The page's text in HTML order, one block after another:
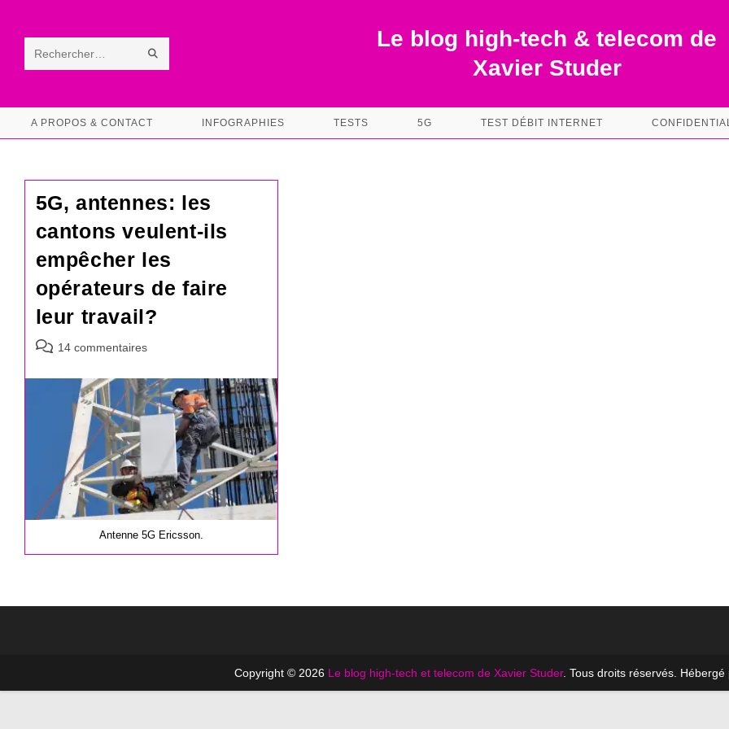
contentRechercher
ce RECHERCHE
Le blog high-tech & telecom de
Xavier Studer
A PROPOS & CONTACT INFOGRAPHIES TESTS 5G TEST DÉBIT INTERNET
5G, antennes: les
cantons veulent-ils
empêcher les
opérateurs de faire
leur travail?
Commentaires
la
publication :
14 commentaires
Antenne 5G Ericsson.
Copyright © 2026 Le blog high-tech et telecom de Xavier Studer. Tous droits réservés. Hébergé